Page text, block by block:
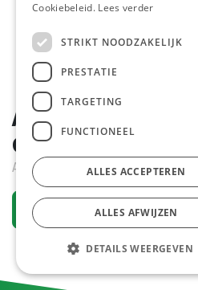
A10 Tagliatelli
Cook 5 kg
Actief
Vraag een account aan
Cookiebeleid. Lees verder
STRIKT NOODZAKELIJK
PRESTATIE
TARGETING
FUNCTIONEEL
ALLES ACCEPTEREN
ALLES AFWIJZEN
DETAILS WEERGEVEN